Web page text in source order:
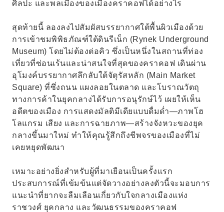
ศิลปะ และพลเมืองของเมืองคราคอฟได้อย่างไร
สุดท้ายนี้ ลองลงไปสัมผัสบรรยากาศใต้พื้นผิวเมืองด้วย
การเข้าชมพิพิธภัณฑ์ใต้ดินรีเน็ก (Rynek Underground
Museum) โดยไม่ต้องต่อคิว ซึ่งเป็นหนึ่งในสถานที่ท่อง
เที่ยวที่ซ่อนเร้นและน่าสนใจที่สุดของคราคอฟ เดินผ่าน
อุโมงค์บรรยากาศลึกลับใต้จัตุรัสหลัก (Main Market
Square) ที่ซึ่งถนน แผงลอยในตลาด และโบราณวัตถุ
ทางการค้าในยุคกลางได้รับการอนุรักษ์ไว้ เผยให้เห็น
อดีตของเมือง การแสดงมัลติมีเดียแบบดื่มด่ำ—ภาพโฮ
โลแกรม เสียง และการฉายภาพ—สร้างจังหวะของยุค
กลางขึ้นมาใหม่ ทำให้คุณรู้สึกถึงชีพจรของเมืองที่ไม่
เคยหยุดพัฒนา
เหมาะอย่างยิ่งสำหรับผู้ที่มาเยือนเป็นครั้งแรก
ประสบการณ์ที่เข้มข้นแต่จัดวางอย่างลงตัวนี้จะมอบการ
แนะนำที่ยากจะลืมเลือนเกี่ยวกับใจกลางเมืองแห่ง
ราชวงศ์ ยุคกลาง และวัฒนธรรมของคราคอฟ